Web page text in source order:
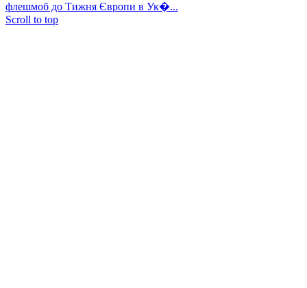
флешмоб до Тижня Європи в Ук�...
Scroll to top